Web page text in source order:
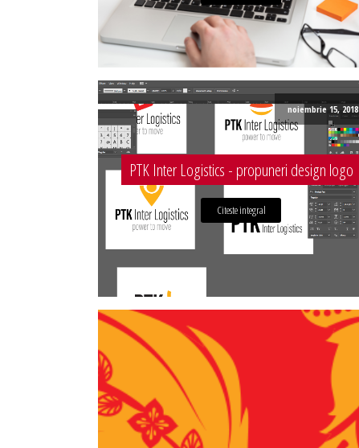
noiembrie 15, 2018
PTK Inter Logistics - propuneri design logo
Citeste integral